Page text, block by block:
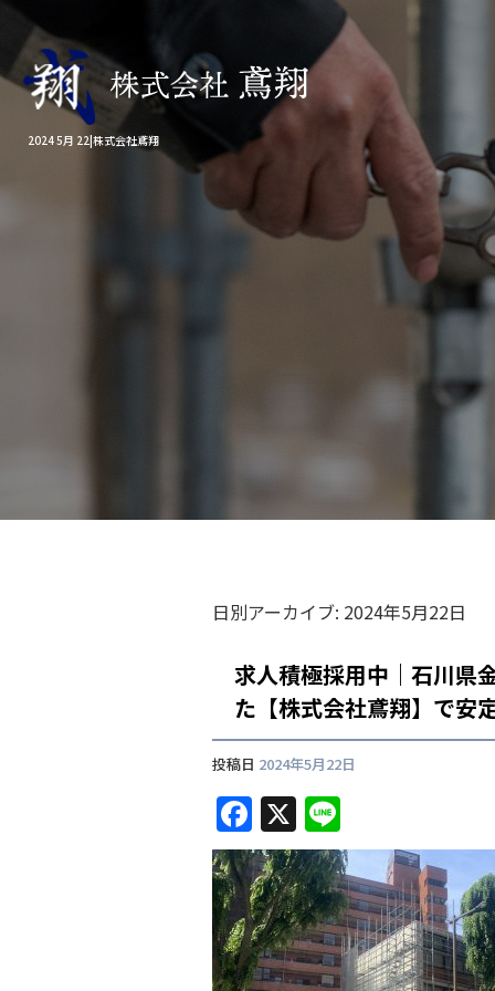
2024 5月 22|株式会社鳶翔
日別アーカイブ: 2024年5月22日
求人積極採用中｜石川県
た【株式会社鳶翔】で安
投稿日 2024年5月22日
F
a
c
e
b
X
n
e